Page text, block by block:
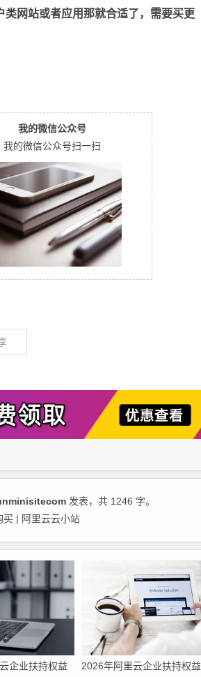
网站或者应用那就合适了，需要买更
我的微信公众号
我的微信公众号扫一扫
发表，共 1246 字。
买 | 阿里云云小站
企业扶持权益
2026年阿里云企业扶持权益